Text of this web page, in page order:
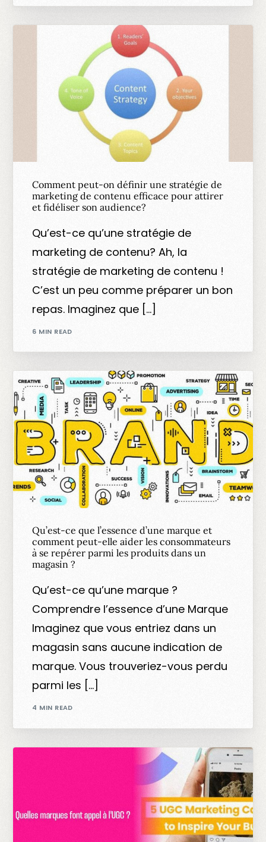
Comment peut-on définir une stratégie de
marketing de contenu efficace pour attirer
et fidéliser son audience?
Qu’est-ce qu’une stratégie de
marketing de contenu? Ah, la
stratégie de marketing de contenu !
C’est un peu comme préparer un bon
repas. Imaginez que […]
6 MIN READ
Qu’est-ce que l’essence d’une marque et
comment peut-elle aider les consommateurs
à se repérer parmi les produits dans un
magasin ?
Qu’est-ce qu’une marque ?
Comprendre l’essence d’une Marque
Imaginez que vous entriez dans un
magasin sans aucune indication de
marque. Vous trouveriez-vous perdu
parmi les […]
4 MIN READ